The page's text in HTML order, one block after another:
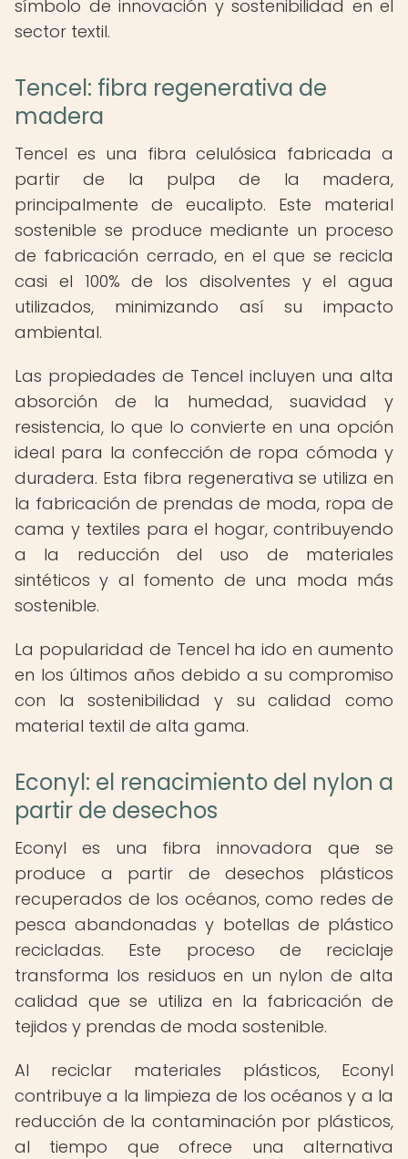
símbolo de innovación y sostenibilidad en el
sector textil.
Tencel: fibra regenerativa de
madera
Tencel es una fibra celulósica fabricada a
partir de la pulpa de la madera,
principalmente de eucalipto. Este material
sostenible se produce mediante un proceso
de fabricación cerrado, en el que se recicla
casi el 100% de los disolventes y el agua
utilizados, minimizando así su impacto
ambiental.
Las propiedades de Tencel incluyen una alta
absorción de la humedad, suavidad y
resistencia, lo que lo convierte en una opción
ideal para la confección de ropa cómoda y
duradera. Esta fibra regenerativa se utiliza en
la fabricación de prendas de moda, ropa de
cama y textiles para el hogar, contribuyendo
a la reducción del uso de materiales
sintéticos y al fomento de una moda más
sostenible.
La popularidad de Tencel ha ido en aumento
en los últimos años debido a su compromiso
con la sostenibilidad y su calidad como
material textil de alta gama.
Econyl: el renacimiento del nylon a
partir de desechos
Econyl es una fibra innovadora que se
produce a partir de desechos plásticos
recuperados de los océanos, como redes de
pesca abandonadas y botellas de plástico
recicladas. Este proceso de reciclaje
transforma los residuos en un nylon de alta
calidad que se utiliza en la fabricación de
tejidos y prendas de moda sostenible.
Al reciclar materiales plásticos, Econyl
contribuye a la limpieza de los océanos y a la
reducción de la contaminación por plásticos,
al tiempo que ofrece una alternativa